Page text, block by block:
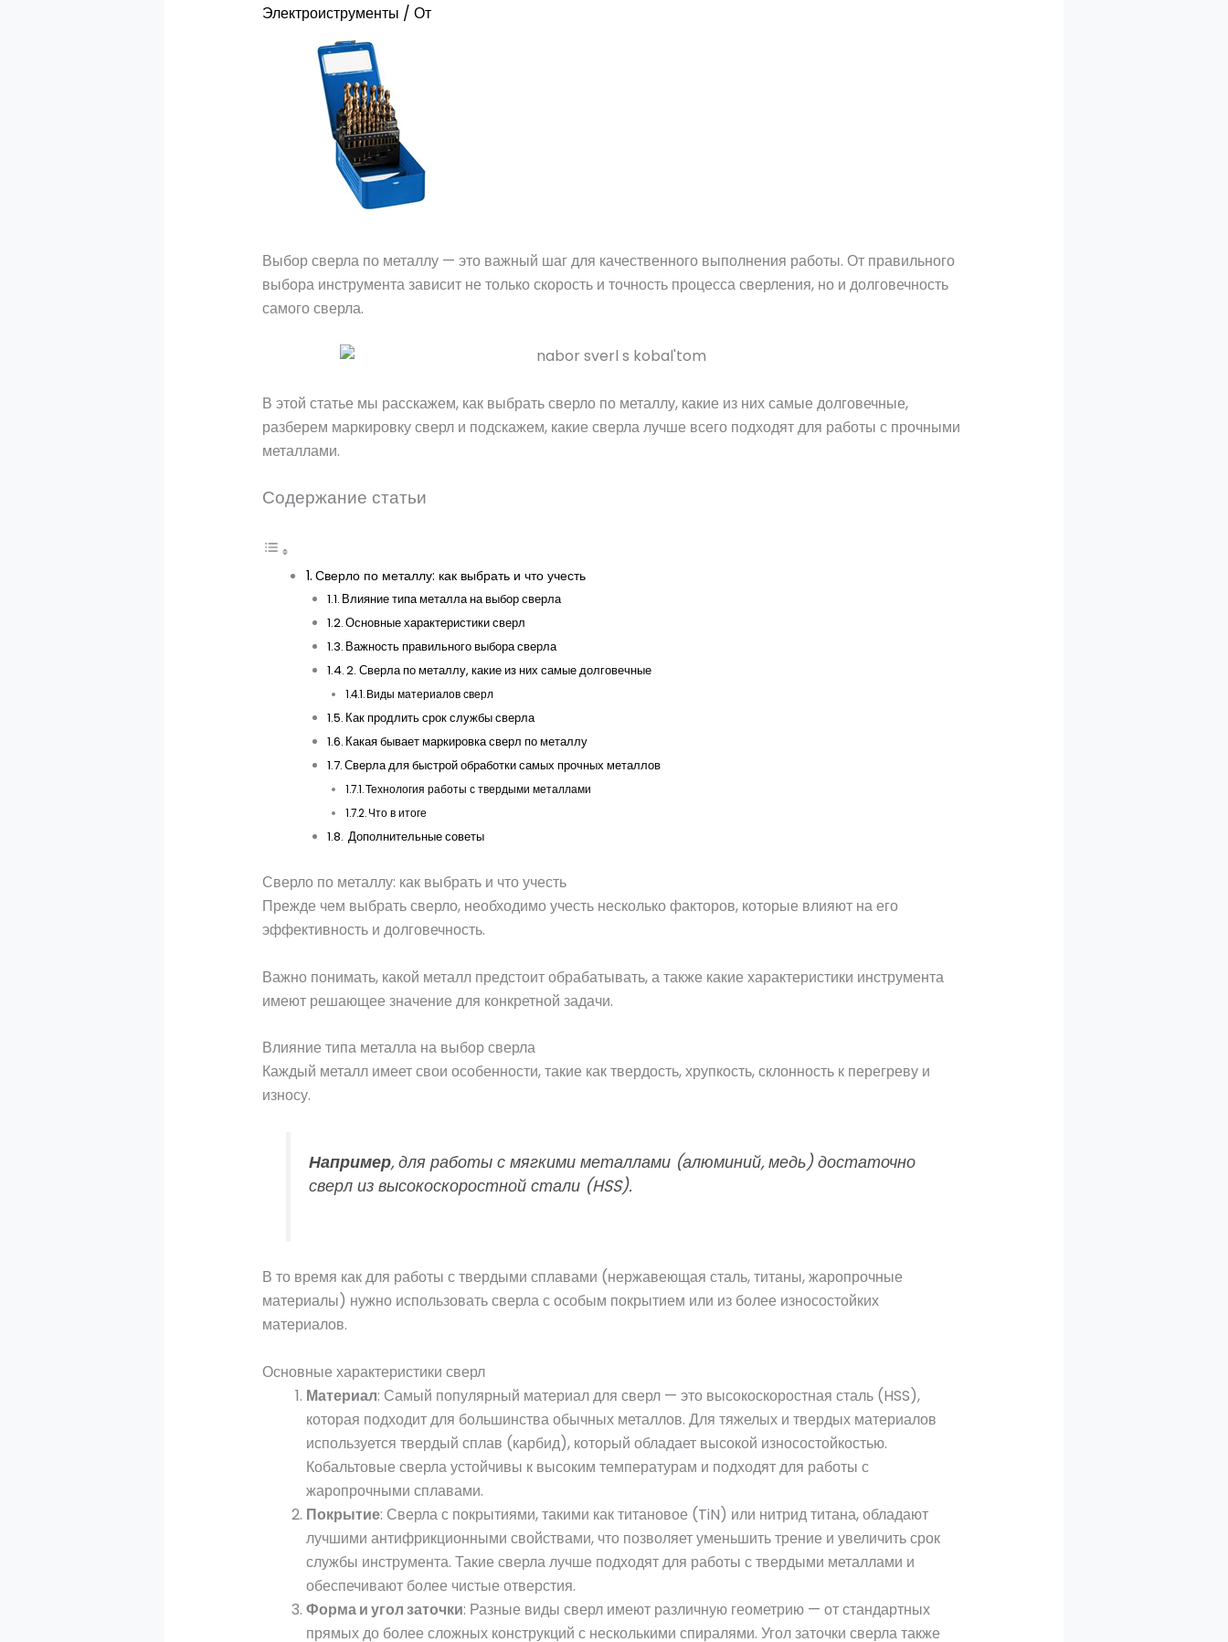
Электроиструменты / От
Выбор сверла по металлу — это важный шаг для качественного выполнения работы. От правильного
выбора инструмента зависит не только скорость и точность процесса сверления, но и долговечность
самого сверла.
В этой статье мы расскажем, как выбрать сверло по металлу, какие из них самые долговечные,
разберем маркировку сверл и подскажем, какие сверла лучше всего подходят для работы с прочными
металлами.
Содержание статьи
Сверло по металлу: как выбрать и что учесть
Влияние типа металла на выбор сверла
Основные характеристики сверл
Важность правильного выбора сверла
2. Сверла по металлу, какие из них самые долговечные
Виды материалов сверл
Как продлить срок службы сверла
Какая бывает маркировка сверл по металлу
Сверла для быстрой обработки самых прочных металлов
Технология работы с твердыми металлами
Что в итоге
Дополнительные советы
Сверло по металлу: как выбрать и что учесть
Прежде чем выбрать сверло, необходимо учесть несколько факторов, которые влияют на его
эффективность и долговечность.
Важно понимать, какой металл предстоит обрабатывать, а также какие характеристики инструмента
имеют решающее значение для конкретной задачи.
Влияние типа металла на выбор сверла
Каждый металл имеет свои особенности, такие как твердость, хрупкость, склонность к перегреву и
износу.
Например, для работы с мягкими металлами (алюминий, медь) достаточно
сверл из высокоскоростной стали (HSS).
В то время как для работы с твердыми сплавами (нержавеющая сталь, титаны, жаропрочные
материалы) нужно использовать сверла с особым покрытием или из более износостойких
материалов.
Основные характеристики сверл
Материал: Самый популярный материал для сверл — это высокоскоростная сталь (HSS),
которая подходит для большинства обычных металлов. Для тяжелых и твердых материалов
используется твердый сплав (карбид), который обладает высокой износостойкостью.
Кобальтовые сверла устойчивы к высоким температурам и подходят для работы с
жаропрочными сплавами.
Покрытие: Сверла с покрытиями, такими как титановое (TiN) или нитрид титана, обладают
лучшими антифрикционными свойствами, что позволяет уменьшить трение и увеличить срок
службы инструмента. Такие сверла лучше подходят для работы с твердыми металлами и
обеспечивают более чистые отверстия.
Форма и угол заточки: Разные виды сверл имеют различную геометрию — от стандартных
прямых до более сложных конструкций с несколькими спиралями. Угол заточки сверла также